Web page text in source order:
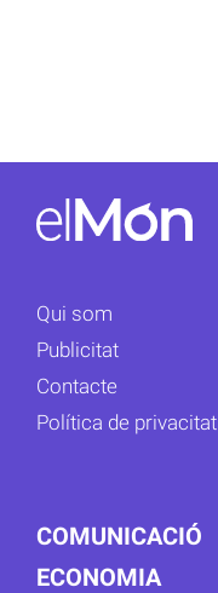
Qui som
Publicitat
Contacte
Política de privacitat
COMUNICACIÓ
ECONOMIA